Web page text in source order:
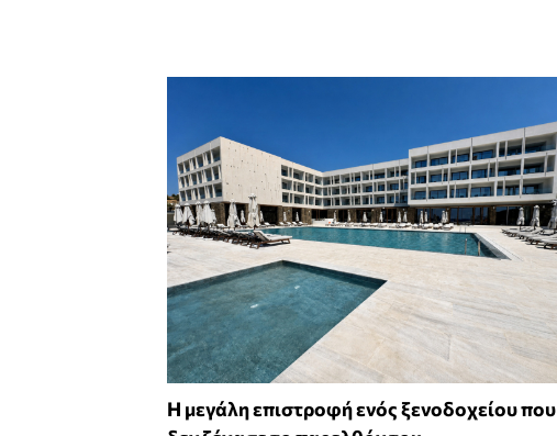
Η μεγάλη επιστροφή ενός ξενοδοχείου που